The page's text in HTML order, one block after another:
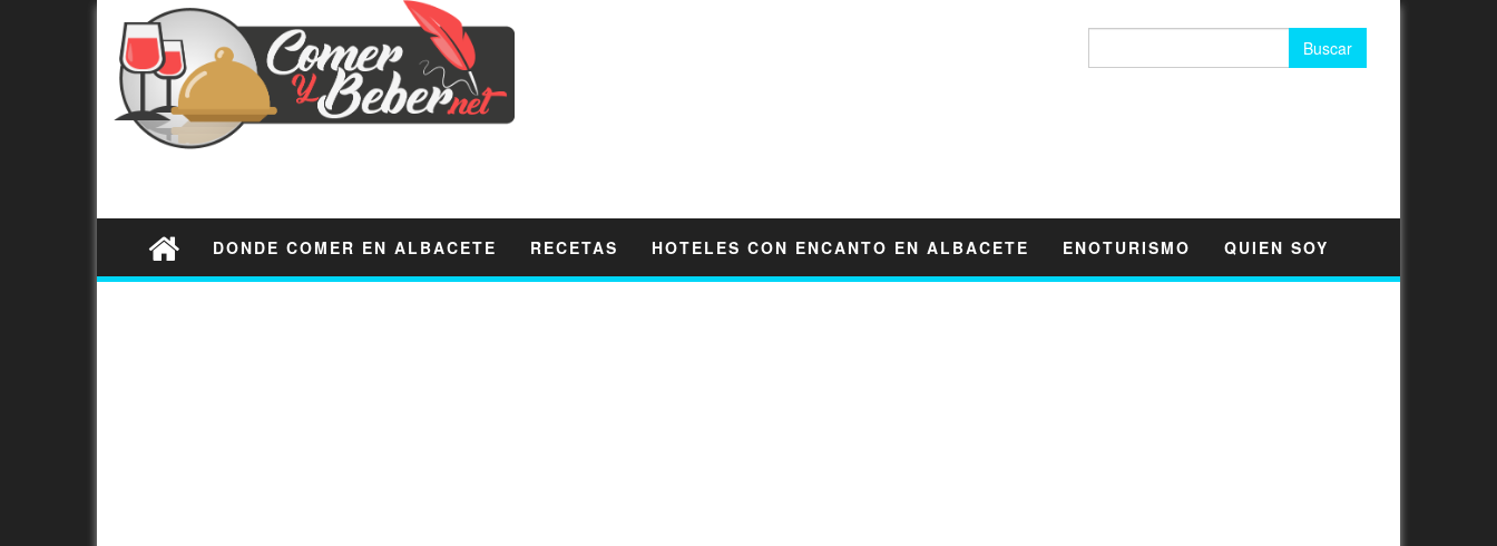
DONDE COMER EN ALBACETE RECETAS HOTELES CON ENCANTO EN ALBACETE ENOTURISMO QUIEN SOY